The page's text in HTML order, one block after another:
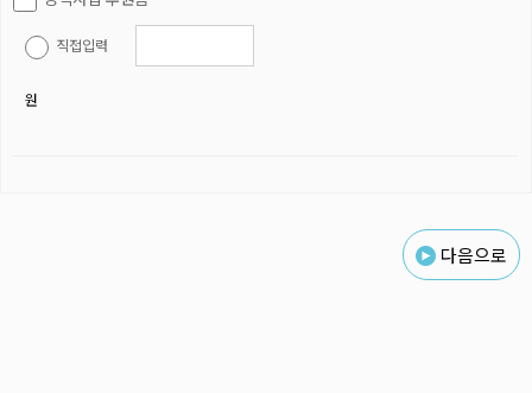
직접입력
원
다음으로